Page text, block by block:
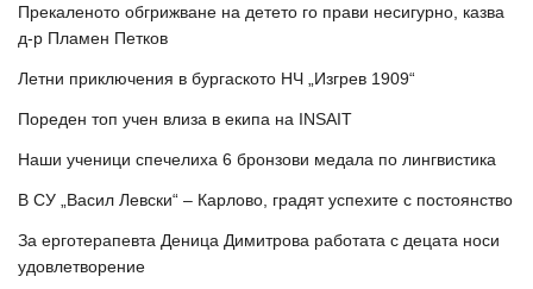
Прекаленото обгрижване на детето го прави несигурно, казва
д-р Пламен Петков
Летни приключения в бургаското НЧ „Изгрев 1909“
Пореден топ учен влиза в екипа на INSAIT
Наши ученици спечелиха 6 бронзови медала по лингвистика
В СУ „Васил Левски“ – Карлово, градят успехите с постоянство
За ерготерапевта Деница Димитрова работата с децата носи
удовлетворение